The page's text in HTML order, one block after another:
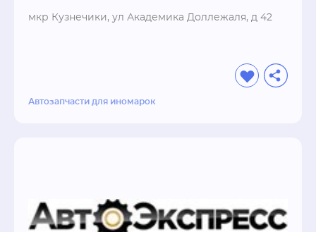
мкр Кузнечики, ул Академика Доллежаля, д 42
Автозапчасти для иномарок